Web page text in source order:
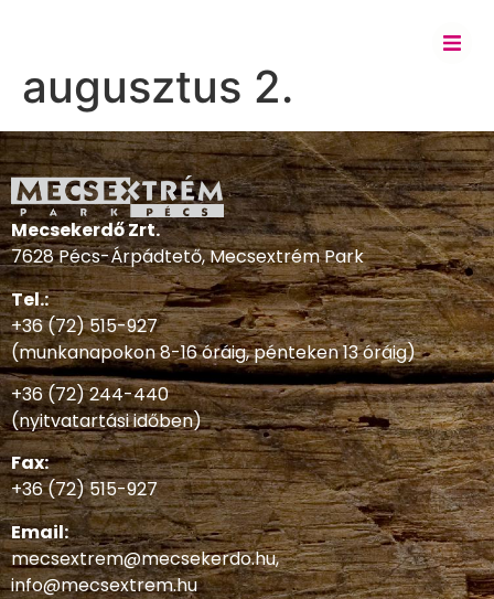
augusztus 2.
Mecsekerdő Zrt.
7628 Pécs-Árpádtető, Mecsextrém Park
Tel.:
+36 (72) 515-927
(munkanapokon 8-16 óráig, pénteken 13 óráig)
+36 (72) 244-440
(nyitvatartási időben)
Fax:
+36 (72) 515-927
Email:
mecsextrem@mecsekerdo.hu,
info@mecsextrem.hu